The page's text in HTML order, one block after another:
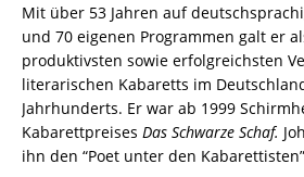
Mit über 53 Jahren auf
und 70 eigenen Programmen galt er
produktivsten sowie erfolgreichsten
literarischen Kabaretts im
Jahrhunderts. Er war ab 1999
Kabarettpreises Das Schwarze Schaf.
ihn den “Poet unter den